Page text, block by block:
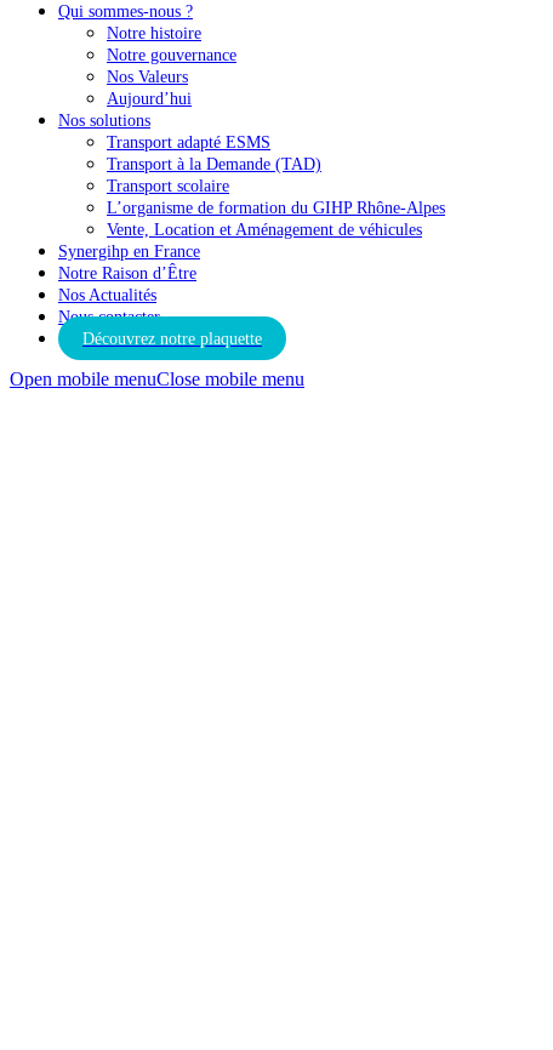
Qui sommes-nous ?
Notre histoire
Notre gouvernance
Nos Valeurs
Aujourd’hui
Nos solutions
Transport adapté ESMS
Transport à la Demande (TAD)
Transport scolaire
L’organisme de formation du GIHP Rhône-Alpes
Vente, Location et Aménagement de véhicules
Synergihp en France
Notre Raison d’Être
Nos Actualités
Nous contacter
Découvrez notre plaquette
Open mobile menuClose mobile menu